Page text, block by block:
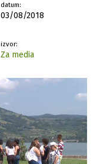
datum:
03/08/2018
izvor:
Za media